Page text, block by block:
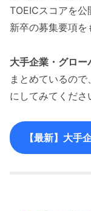
TOEICスコアを公
新卒の募集要項を
大手企業・グロ
まとめているの
にしてみてくださ
【最新】大手